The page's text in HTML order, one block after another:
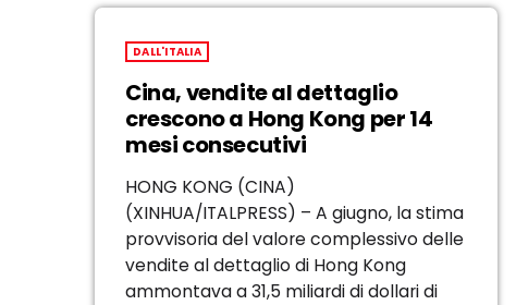
DALL'ITALIA
Cina, vendite al dettaglio
crescono a Hong Kong per 14
mesi consecutivi
HONG KONG (CINA)
(XINHUA/ITALPRESS) – A giugno, la stima
provvisoria del valore complessivo delle
vendite al dettaglio di Hong Kong
ammontava a 31,5 miliardi di dollari di